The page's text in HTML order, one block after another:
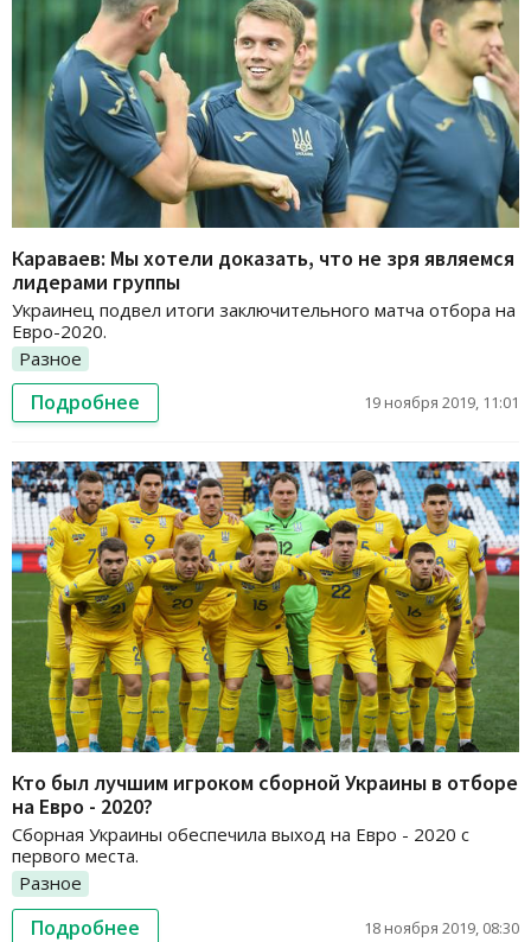
Караваев: Мы хотели доказать, что не зря являемся
лидерами группы
Украинец подвел итоги заключительного матча отбора на
Евро-2020.
Разное
Подробнее 19 ноября 2019, 11:01
Кто был лучшим игроком сборной Украины в отборе
на Евро - 2020?
Сборная Украины обеспечила выход на Евро - 2020 с
первого места.
Разное
Подробнее 18 ноября 2019, 08:30